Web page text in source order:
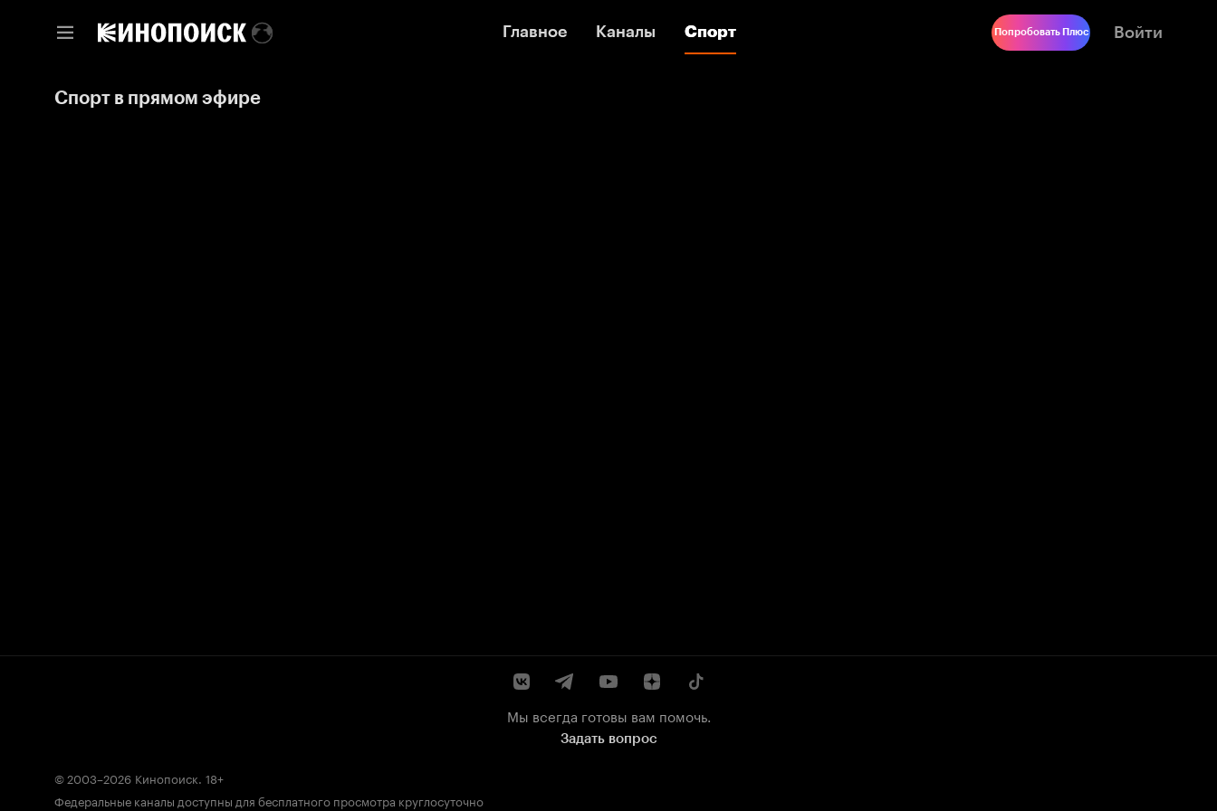
Главное Каналы Спорт
Главное Каналы Спорт Попробовать Плюс Войти
Спорт в прямом эфире
Мы всегда готовы вам помочь.
Задать вопрос
© 2003–2026 Кинопоиск. 18+
Федеральные каналы доступны для бесплатного просмотра круглосуточно